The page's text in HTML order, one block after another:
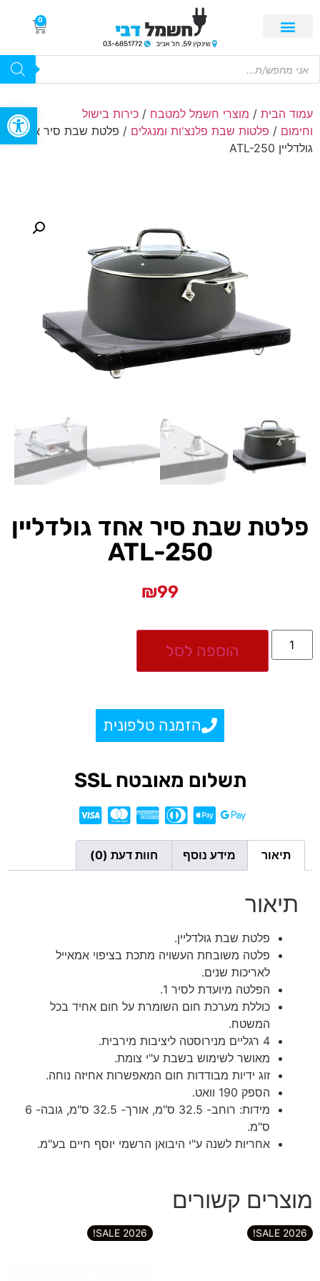
פתח
0
עמוד הבית / מוצרי חשמל למטבח / כירות בישול
וחימום / פלטות שבת פלנצ'ות ומנגלים / פלטת שבת סיר אחד
גולדליין ATL-250
פלטת שבת סיר אחד גולדליין
ATL-250
₪99
הוספה לסל
הזמנה טלפונית
תשלום מאובטח SSL
תיאור מידע נוסף חוות דעת (0)
תיאור
פלטת שבת גולדליין.
פלטה משובחת העשויה מתכת בציפוי אמאייל
לאריכות שנים.
הפלטה מיועדת לסיר 1.
כוללת מערכת חום השומרת על חום אחיד בכל
המשטח.
4 רגליים מנירוסטה ליציבות מירבית.
מאושר לשימוש בשבת ע"י צומת.
זוג ידיות מבודדות חום המאפשרות אחיזה נוחה.
הספק 190 וואט.
מידות: רוחב- 32.5 ס"מ, אורך- 32.5 ס"מ, גובה- 6
ס"מ.
אחריות לשנה ע"י היבואן הרשמי יוסף חיים בע"מ.
מוצרים קשורים
2026 SALE!
2026 SALE!